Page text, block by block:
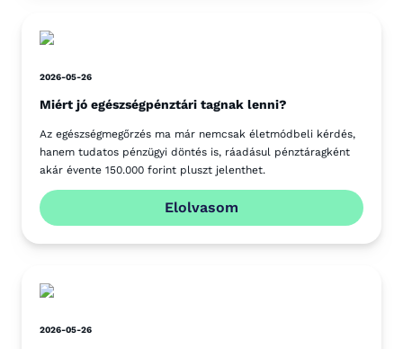
2026-05-26
Miért jó egészségpénztári tagnak lenni?
Az egészségmegőrzés ma már nemcsak életmódbeli kérdés,
hanem tudatos pénzügyi döntés is, ráadásul pénztáragként
akár évente 150.000 forint pluszt jelenthet.
Elolvasom
2026-05-26